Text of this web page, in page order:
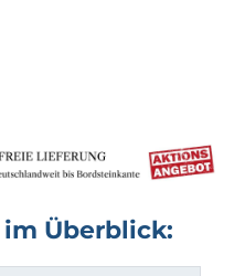
Überblick: